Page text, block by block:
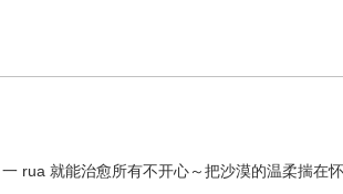
rua 就能治愈所有不开心～把沙漠的温柔揣在